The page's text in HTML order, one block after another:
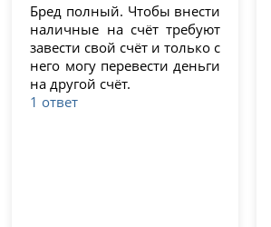
Бред полный. Чтобы внести
наличные на счёт требуют
завести свой счёт и только с
него могу перевести деньги
на другой счёт.
1 ответ